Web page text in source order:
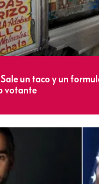
un taco y un
votante